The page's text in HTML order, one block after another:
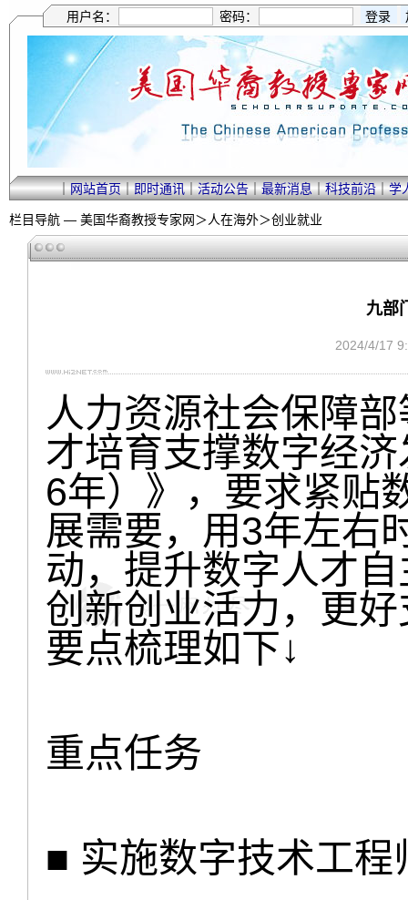
用户名： 密码：
｜网站首页｜即时通讯｜活动公告｜最新消息｜科技前沿｜学
栏目导航 — 美国华裔教授专家网＞人在海外＞创业就业
九部
2024/4/17
人力资源社会保障
才培育支撑数字经
6年）》，要求紧贴
展需要，用3年左右
动，提升数字人才
创新创业活力，更
要点梳理如下↓
重点任务
■ 实施数字技术工程